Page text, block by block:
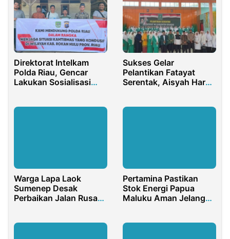
Direktorat Intelkam
Polda Riau, Gencar
Lakukan Sosialisasi
Sukses Gelar
Pelantikan Fatayat
Serentak, Aisyah Harap
Warga Lapa Laok
Sumenep Desak
Perbaikan Jalan Rusak,
Pertamina Pastikan
Stok Energi Papua
Maluku Aman Jelang